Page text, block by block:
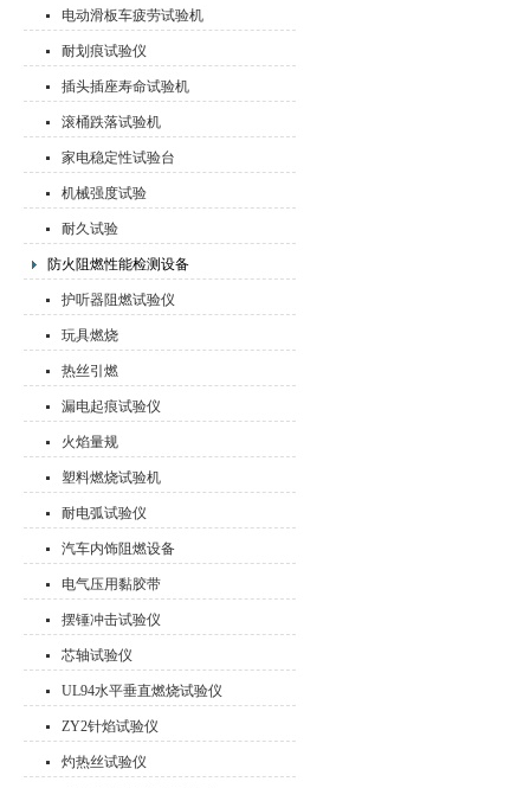
电动滑板车疲劳试验机
耐划痕试验仪
插头插座寿命试验机
滚桶跌落试验机
家电稳定性试验台
机械强度试验
耐久试验
防火阻燃性能检测设备
护听器阻燃试验仪
玩具燃烧
热丝引燃
漏电起痕试验仪
火焰量规
塑料燃烧试验机
耐电弧试验仪
汽车内饰阻燃设备
电气压用黏胶带
摆锤冲击试验仪
芯轴试验仪
UL94水平垂直燃烧试验仪
ZY2针焰试验仪
灼热丝试验仪